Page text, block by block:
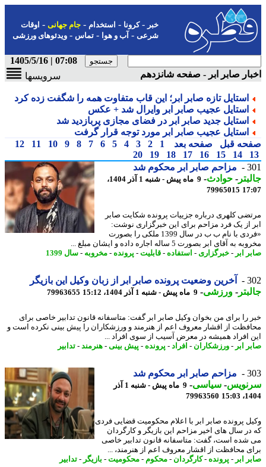
-کرونا-استخدام- جام جهانی-اوقات
شرعی-آب و هوا-تماس-ویدئوهای ورزشی
07:08 | 1405/5/16
صابر ابر - صفحه شانزدهم
سرویسها
استایل تازه صابر ابر؛ این قاب متفاوت همه را شگفت زده کرد
استایل عجیب صابر ابر وایرال شد + عکس
استایل جدید صابر ابر در فضای مجازی پربازدید شد
استایل عجیب صابر ابر مورد توجه قرار گرفت
قبل صفحه بعد 1
2
3
4
5
6
7
8
9
10
11
12
14
15
16
17
18
19
20
مزاحم صابر ابر محکوم شد
-حوادث -
9 ماه پیش - شنبه 1 آذر 1404،
79965015
کلهری درباره جزییات پرونده شکایت صابر
از یک فرد مزاحم برای این خبرگزاری نوشت:
«فردی با نام ب ب در سال 1399 ملکی را بصورت
آقای ابر بصورت 5 ساله اجاره داده و ایشان مبلغ ...
ابر- خبرگزاری - استفاده-قابلیت-پرونده -مخروبه-سال 1399
آخرین وضعیت پرونده صابر ابر از زبان وکیل این بازیگر
-ورزشی-9 ماه پیش - شنبه 1 آذر 1404، 15:12 79963655
را برای من بخوان وکیل صابر ابر گفت: متاسفانه قانون تدابیر خاصی برای
از اقشار معروف اعم از هنرمند و ورزشکاران را پیش بینی نکرده است و
افراد همیشه در معرض آسیب از سوی افراد ...
ابر- ورزشکاران- افراد - پرونده -پیش بینی -هنرمند-تدابیر
مزاحم صابر ابر محکوم شد
-سیاسی-
9 ماه پیش - شنبه 1 آذر
79963560
پرونده صابر ابر با اعلام محکومیت قضایی فردی
سال های اخیر مزاحم این بازیگر و کارگردان
است، گفت: متاسفانه قانون تدابیر خاصی
محافظت از اقشار معروف اعم از هنرمند، ...
ابر- پرونده -کارگردان - محکوم-محکومیت-بازیگر-تدابیر